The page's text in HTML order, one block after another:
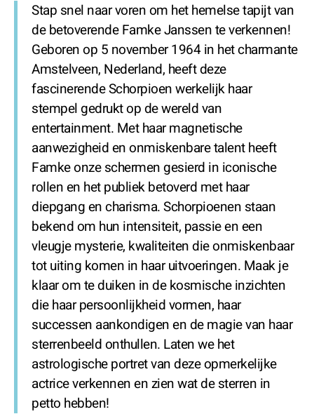
Stap snel naar voren om het hemelse tapijt van
de betoverende Famke Janssen te verkennen!
Geboren op 5 november 1964 in het charmante
Amstelveen, Nederland, heeft deze
fascinerende Schorpioen werkelijk haar
stempel gedrukt op de wereld van
entertainment. Met haar magnetische
aanwezigheid en onmiskenbare talent heeft
Famke onze schermen gesierd in iconische
rollen en het publiek betoverd met haar
diepgang en charisma. Schorpioenen staan
bekend om hun intensiteit, passie en een
vleugje mysterie, kwaliteiten die onmiskenbaar
tot uiting komen in haar uitvoeringen. Maak je
klaar om te duiken in de kosmische inzichten
die haar persoonlijkheid vormen, haar
successen aankondigen en de magie van haar
sterrenbeeld onthullen. Laten we het
astrologische portret van deze opmerkelijke
actrice verkennen en zien wat de sterren in
petto hebben!